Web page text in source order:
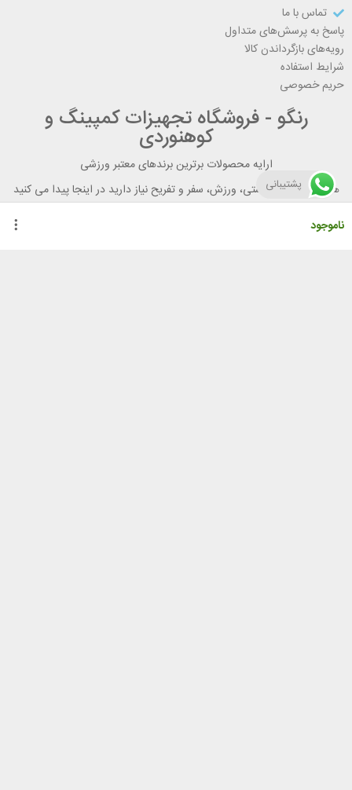
ناموجود
تماس با ما
پاسخ به پرسش‌های متداول
رویه‌های بازگرداندن کالا
شرایط استفاده
حریم خصوصی
رنگو - فروشگاه تجهیزات کمپینگ و
کوهنوردی
ارایه محصولات برترین برندهای معتبر ورزشی
هر آنچه برای تندرستی، ورزش، سفر و تفریح نیاز دارید در اینجا پیدا می کنید
پشتیبانی